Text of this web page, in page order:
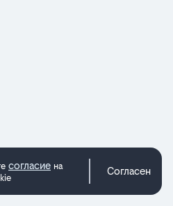
согласие на
Согласен